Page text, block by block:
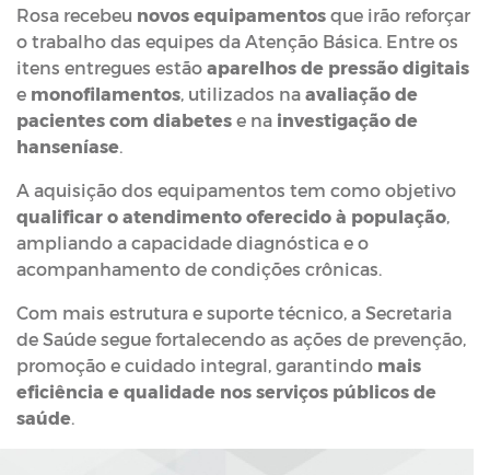
Rosa recebeu novos equipamentos que irão reforçar
o trabalho das equipes da Atenção Básica. Entre os
itens entregues estão aparelhos de pressão digitais
e monofilamentos, utilizados na avaliação de
pacientes com diabetes e na investigação de
hanseníase.
A aquisição dos equipamentos tem como objetivo
qualificar o atendimento oferecido à população,
ampliando a capacidade diagnóstica e o
acompanhamento de condições crônicas.
Com mais estrutura e suporte técnico, a Secretaria
de Saúde segue fortalecendo as ações de prevenção,
promoção e cuidado integral, garantindo mais
eficiência e qualidade nos serviços públicos de
saúde.